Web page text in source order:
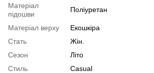
Матеріал
підошви
Поліуретан
Матеріал верху
Екошкіра
Стать
Жін.
Сезон
Літо
Стиль
Casual